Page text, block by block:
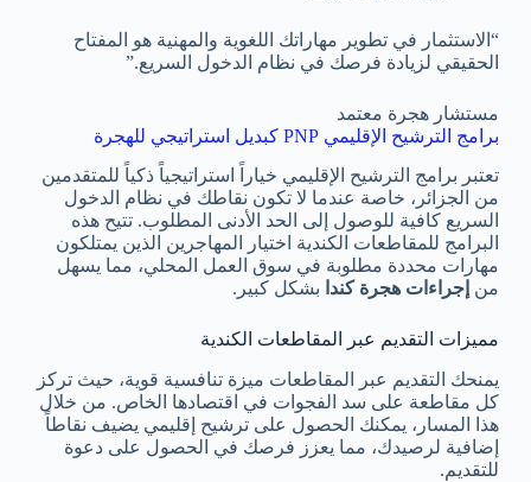
“الاستثمار في تطوير مهاراتك اللغوية والمهنية هو المفتاح
الحقيقي لزيادة فرصك في نظام الدخول السريع.”
مستشار هجرة معتمد
برامج الترشيح الإقليمي PNP كبديل استراتيجي للهجرة
تعتبر برامج الترشيح الإقليمي خياراً استراتيجياً ذكياً للمتقدمين
من الجزائر، خاصة عندما لا تكون نقاطك في نظام الدخول
السريع كافية للوصول إلى الحد الأدنى المطلوب. تتيح هذه
البرامج للمقاطعات الكندية اختيار المهاجرين الذين يمتلكون
مهارات محددة مطلوبة في سوق العمل المحلي، مما يسهل
من إجراءات هجرة كندا بشكل كبير.
مميزات التقديم عبر المقاطعات الكندية
يمنحك التقديم عبر المقاطعات ميزة تنافسية قوية، حيث تركز
كل مقاطعة على سد الفجوات في اقتصادها الخاص. من خلال
هذا المسار، يمكنك الحصول على ترشيح إقليمي يضيف نقاطاً
إضافية لرصيدك، مما يعزز فرصك في الحصول على دعوة
للتقديم.